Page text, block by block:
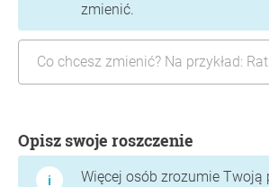
zmienić.
Opisz swoje roszczenie
Więcej osób zrozumie Twoją